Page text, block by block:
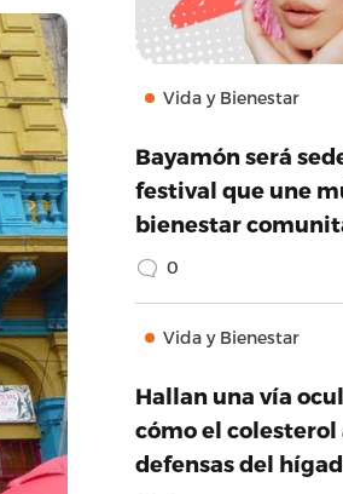
Vida y Bienestar
Bayamón será
festival que une
bienestar
0
Vida y Bienestar
Hallan una vía
cómo el
defensas del